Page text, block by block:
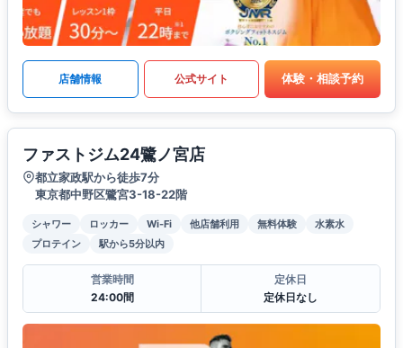
店舗情報 公式サイト 体験・相談予約
ファストジム24鷺ノ宮店
都立家政駅から徒歩7分
東京都中野区鷺宮3-18-22階
シャワー ロッカー Wi-Fi 他店舗利用 無料体験
水素水
プロテイン
駅から5分以内
営業時間
24:00間
定休日
定休日なし